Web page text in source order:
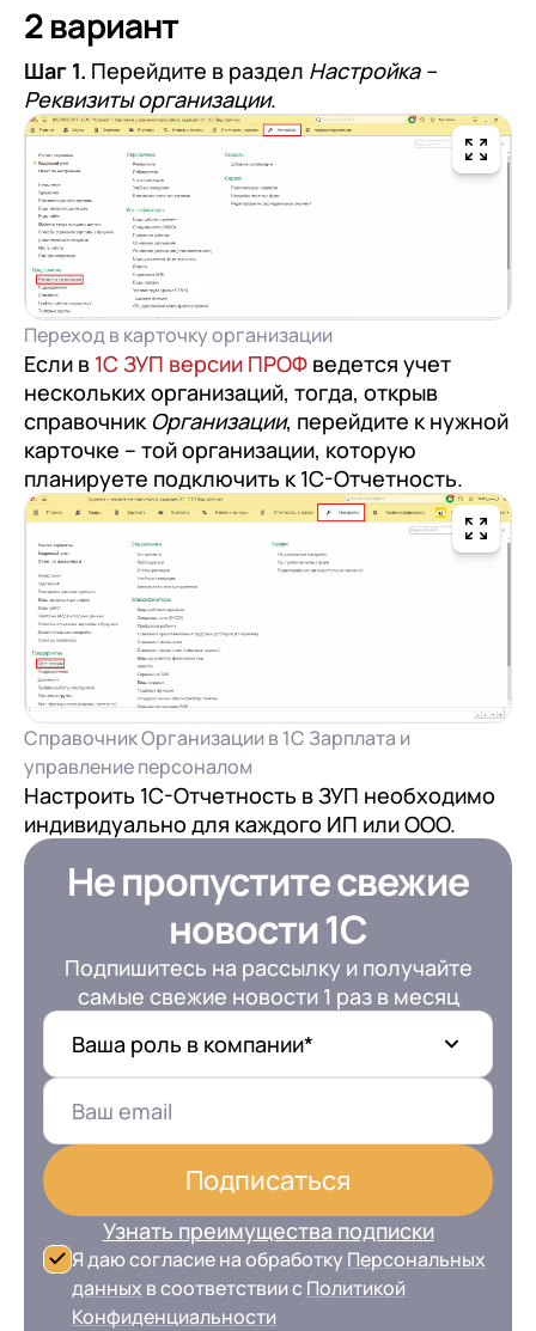
2 вариант
Шаг 1. Перейдите в раздел Настройка –
Реквизиты организации.
Переход в карточку организации
Если в 1С ЗУП версии ПРОФ ведется учет
нескольких организаций, тогда, открыв
справочник Организации, перейдите к нужной
карточке – той организации, которую
планируете подключить к 1С-Отчетность.
Справочник Организации в 1С Зарплата и
управление персоналом
Настроить 1С-Отчетность в ЗУП необходимо
индивидуально для каждого ИП или ООО.
Не пропустите свежие
новости 1С
Подпишитесь на рассылку и получайте
самые свежие новости 1 раз в месяц
Ваша роль в компании*
Подписаться
Узнать преимущества подписки
Я даю согласие на обработку Персональных
данных в соответствии сПолитикой
Конфиденциальности